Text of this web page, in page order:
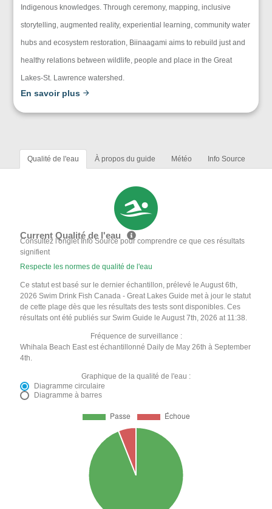
Indigenous knowledges. Through ceremony, mapping, inclusive
storytelling, augmented reality, experiential learning, community water
hubs and ecosystem restoration, Biinaagami aims to rebuild just and
healthy relations between wildlife, people and place in the Great
Lakes-St. Lawrence watershed.
En savoir plus
Qualité de l'eau À propos du guide Météo Info Source
Current Qualité de l'eau
Consultez l'onglet Info Source pour comprendre ce que ces résultats
signifient
Respecte les normes de qualité de l'eau
Ce statut est basé sur le dernier échantillon, prélevé le August 6th,
2026 Swim Drink Fish Canada - Great Lakes Guide met à jour le statut
de cette plage dès que les résultats des tests sont disponibles. Ces
résultats ont été publiés sur Swim Guide le August 7th, 2026 at 11:38.
Fréquence de surveillance :
Whihala Beach East est échantillonné Daily de May 26th à September
4th.
Graphique de la qualité de l'eau :
Diagramme circulaire
Diagramme à barres